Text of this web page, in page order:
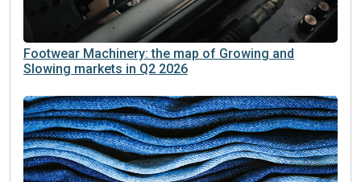
Footwear Machinery: the map of Growing and
Slowing markets in Q2 2026